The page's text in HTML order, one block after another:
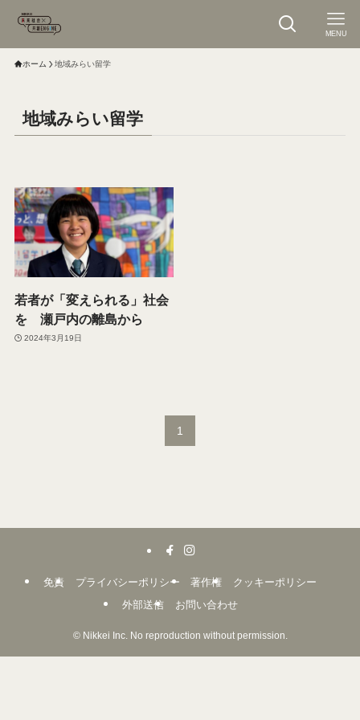
MENU
ホーム 地域みらい留学
地域みらい留学
若者が「変えられる」社会
を 瀬戸内の離島から
2024年3月19日
1
免責 プライバシーポリシー 著作権
クッキーポリシー
外部送信
お問い合わせ
©Nikkei Inc. No reproduction without permission.